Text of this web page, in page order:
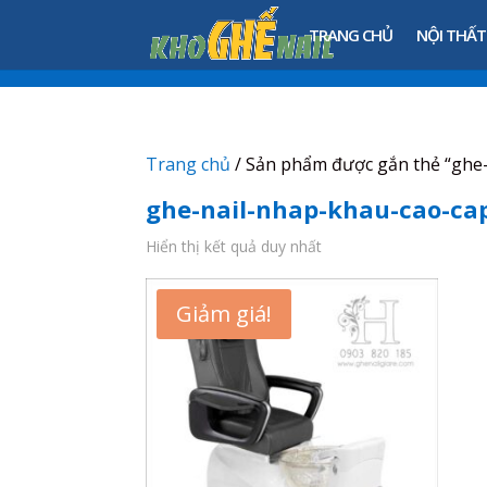
TRANG CHỦ NỘI
Trang chủ / Sản phẩm được gắn thẻ
ghe-nail-nhap-khau-cao-
Hiển thị kết quả duy nhất
Giảm giá!